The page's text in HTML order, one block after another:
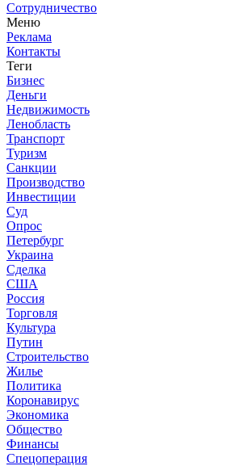
Сотрудничество
Меню
Реклама
Контакты
Теги
Бизнес
Деньги
Недвижимость
Ленобласть
Транспорт
Туризм
Санкции
Производство
Инвестиции
Суд
Опрос
Петербург
Украина
Сделка
США
Россия
Торговля
Культура
Путин
Строительство
Жилье
Политика
Коронавирус
Экономика
Общество
Финансы
Спецоперация